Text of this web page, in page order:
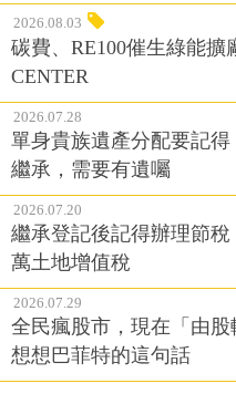
2026.08.03
碳費、RE100催生綠能
CENTER
2026.07.28
單身貴族遺產分配要記
繼承，需要有遺囑
2026.07.20
繼承登記後記得辦理節
萬土地增值稅
2026.07.29
全民瘋股市，現在「由
想想巴菲特的這句話